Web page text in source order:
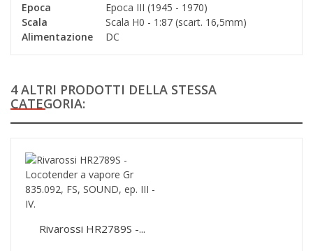
Epoca
Epoca III (1945 - 1970)
Scala
Scala H0 - 1:87 (scart. 16,5mm)
Alimentazione
DC
4 ALTRI PRODOTTI DELLA STESSA
CATEGORIA:
Rivarossi HR2789S -...